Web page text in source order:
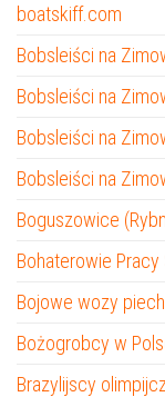
boatskiff.com
Bobsleiści na
Bobsleiści na
Bobsleiści na
Bobsleiści na
Boguszowice
Bohaterowie
Bojowe wozy
Bożogrobcy w
Brazylijscy